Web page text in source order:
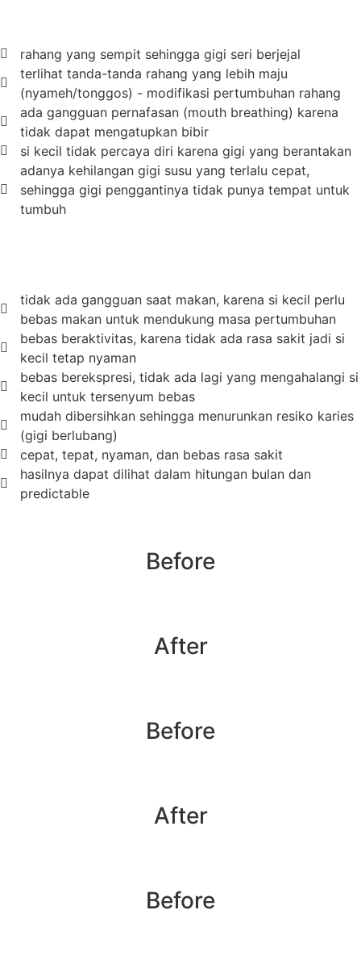
rahang yang sempit sehingga gigi seri berjejal
terlihat tanda-tanda rahang yang lebih maju
(nyameh/tonggos) - modifikasi pertumbuhan rahang
ada gangguan pernafasan (mouth breathing) karena
tidak dapat mengatupkan bibir
si kecil tidak percaya diri karena gigi yang berantakan
adanya kehilangan gigi susu yang terlalu cepat,
sehingga gigi penggantinya tidak punya tempat untuk
tumbuh
tidak ada gangguan saat makan, karena si kecil perlu
bebas makan untuk mendukung masa pertumbuhan
bebas beraktivitas, karena tidak ada rasa sakit jadi si
kecil tetap nyaman
bebas berekspresi, tidak ada lagi yang mengahalangi si
kecil untuk tersenyum bebas
mudah dibersihkan sehingga menurunkan resiko karies
(gigi berlubang)
cepat, tepat, nyaman, dan bebas rasa sakit
hasilnya dapat dilihat dalam hitungan bulan dan
predictable
Before
After
Before
After
Before